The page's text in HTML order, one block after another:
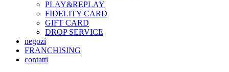
PLAY&REPLAY
FIDELITY CARD
GIFT CARD
DROP SERVICE
negozi
FRANCHISING
contatti